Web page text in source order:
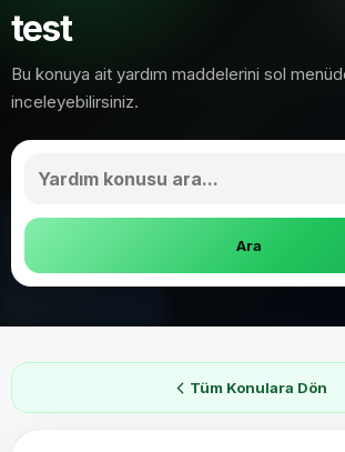
test
Bu konuya ait yardım maddelerini sol
inceleyebilirsiniz.
Ara
Tüm Konulara Dön